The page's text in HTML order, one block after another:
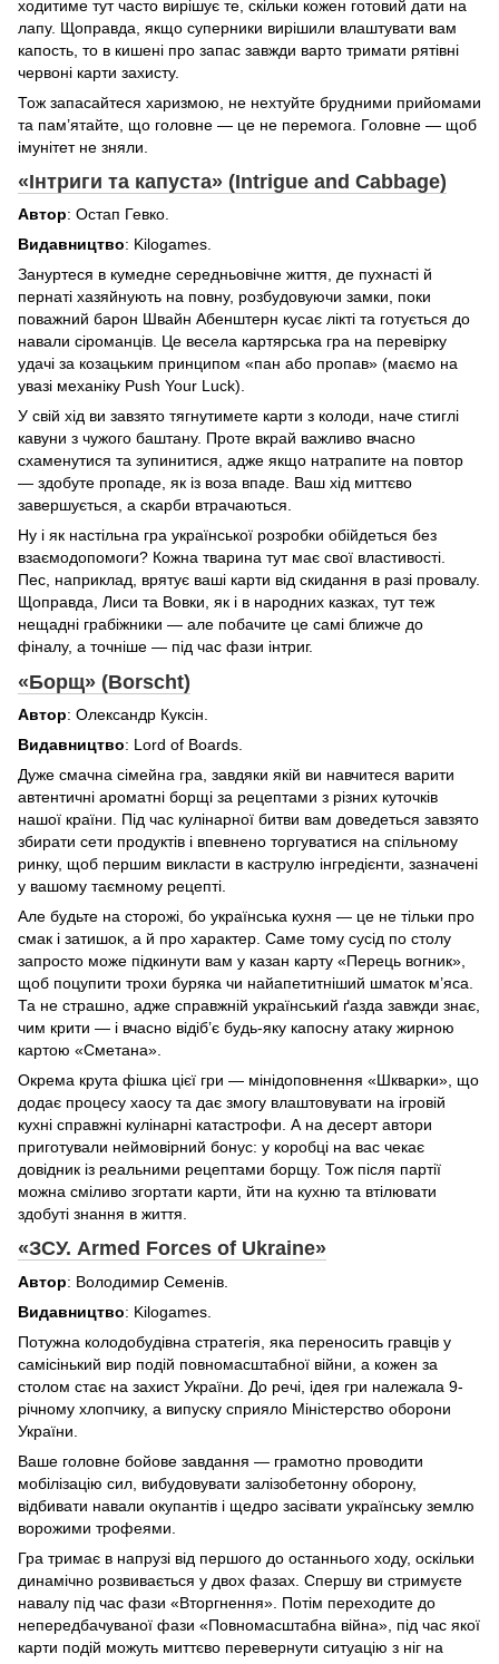
ходитиме тут часто вирішує те, скільки кожен готовий дати на
лапу. Щоправда, якщо суперники вирішили влаштувати вам
капость, то в кишені про запас завжди варто тримати рятівні
червоні карти захисту.
Тож запасайтеся харизмою, не нехтуйте брудними прийомами
та пам’ятайте, що головне — це не перемога. Головне — щоб
імунітет не зняли.
«Інтриги та капуста» (Intrigue and Cabbage)
Автор: Остап Гевко.
Видавництво: Kilogames.
Зануртеся в кумедне середньовічне життя, де пухнасті й
пернаті хазяйнують на повну, розбудовуючи замки, поки
поважний барон Швайн Абенштерн кусає лікті та готується до
навали сіроманців. Це весела картярська гра на перевірку
удачі за козацьким принципом «пан або пропав» (маємо на
увазі механіку Push Your Luck).
У свій хід ви завзято тягнутимете карти з колоди, наче стиглі
кавуни з чужого баштану. Проте вкрай важливо вчасно
схаменутися та зупинитися, адже якщо натрапите на повтор
— здобуте пропаде, як із воза впаде. Ваш хід миттєво
завершується, а скарби втрачаються.
Ну і як настільна гра української розробки обійдеться без
взаємодопомоги? Кожна тварина тут має свої властивості.
Пес, наприклад, врятує ваші карти від скидання в разі провалу.
Щоправда, Лиси та Вовки, як і в народних казках, тут теж
нещадні грабіжники — але побачите це самі ближче до
фіналу, а точніше — під час фази інтриг.
«Борщ» (Borscht)
Автор: Олександр Куксін.
Видавництво: Lord of Boards.
Дуже смачна сімейна гра, завдяки якій ви навчитеся варити
автентичні ароматні борщі за рецептами з різних куточків
нашої країни. Під час кулінарної битви вам доведеться завзято
збирати сети продуктів і впевнено торгуватися на спільному
ринку, щоб першим викласти в каструлю інгредієнти, зазначені
у вашому таємному рецепті.
Але будьте на сторожі, бо українська кухня — це не тільки про
смак і затишок, а й про характер. Саме тому сусід по столу
запросто може підкинути вам у казан карту «Перець вогник»,
щоб поцупити трохи буряка чи найапетитніший шматок м’яса.
Та не страшно, адже справжній український ґазда завжди знає,
чим крити — і вчасно відіб’є будь-яку капосну атаку жирною
картою «Сметана».
Окрема крута фішка цієї гри — мінідоповнення «Шкварки», що
додає процесу хаосу та дає змогу влаштовувати на ігровій
кухні справжні кулінарні катастрофи. А на десерт автори
приготували неймовірний бонус: у коробці на вас чекає
довідник із реальними рецептами борщу. Тож після партії
можна сміливо згортати карти, йти на кухню та втілювати
здобуті знання в життя.
«ЗСУ. Armed Forces of Ukraine»
Автор: Володимир Семенів.
Видавництво: Kilogames.
Потужна колодобудівна стратегія, яка переносить гравців у
самісінький вир подій повномасштабної війни, а кожен за
столом стає на захист України. До речі, ідея гри належала 9-
річному хлопчику, а випуску сприяло Міністерство оборони
України.
Ваше головне бойове завдання — грамотно проводити
мобілізацію сил, вибудовувати залізобетонну оборону,
відбивати навали окупантів і щедро засівати українську землю
ворожими трофеями.
Гра тримає в напрузі від першого до останнього ходу, оскільки
динамічно розвивається у двох фазах. Спершу ви стримуєте
навалу під час фази «Вторгнення». Потім переходите до
непередбачуваної фази «Повномасштабна війна», під час якої
карти подій можуть миттєво перевернути ситуацію з ніг на